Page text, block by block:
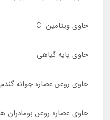
حاوی ویتامین C
حاوی پایه گیاهی
حاوی روغن عصاره جوانه گندم
حاوی عصاره روغن بومادران